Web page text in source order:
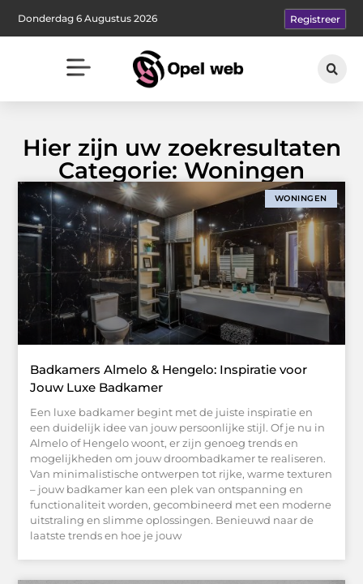
Donderdag 6 Augustus 2026 Registreer
Hier zijn uw zoekresultaten
Categorie: Woningen
WONINGEN
Badkamers Almelo & Hengelo: Inspiratie voor
Jouw Luxe Badkamer
Een luxe badkamer begint met de juiste inspiratie en
een duidelijk idee van jouw persoonlijke stijl. Of je nu in
Almelo of Hengelo woont, er zijn genoeg trends en
mogelijkheden om jouw droombadkamer te realiseren.
Van minimalistische ontwerpen tot rijke, warme texturen
– jouw badkamer kan een plek van ontspanning en
functionaliteit worden, gecombineerd met een moderne
uitstraling en slimme oplossingen. Benieuwd naar de
laatste trends en hoe je jouw